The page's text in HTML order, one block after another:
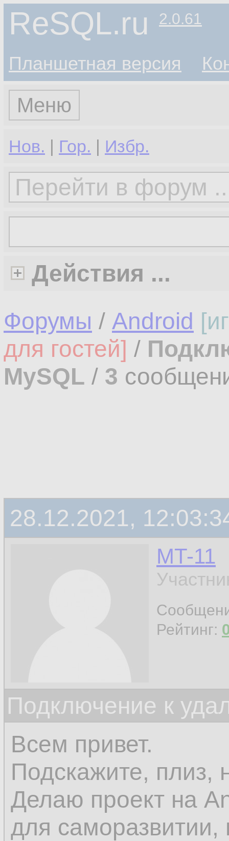
ReSQL.ru 2.0.61
Планшетная версия
Меню
Нов. | Гор. | Избр.
Действия ...
Форумы / Android
для гостей] /
MySQL / 3
28.12.2021,
MT-11
Рейтинг:
Подключение к
Всем привет.
Подскажите, плиз,
Делаю проект на
для